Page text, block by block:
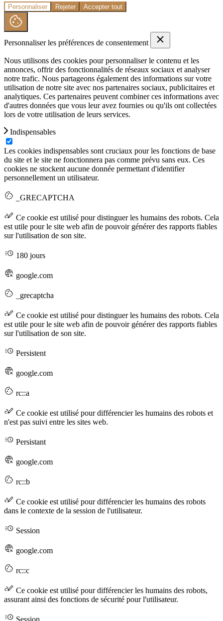
Personnaliser Rejeter Accepter tout
Personnaliser les préférences de consentement
Nous utilisons des cookies pour personnaliser le contenu et les
annonces, offrir des fonctionnalités de réseaux sociaux et analyser
notre trafic. Nous partageons également des informations sur votre
utilisation de notre site avec nos partenaires sociaux, publicitaires et
analytiques. Ces partenaires peuvent combiner ces informations avec
d'autres données que vous leur avez fournies ou qu'ils ont collectées
lors de votre utilisation de leurs services.
Indispensables
Les cookies indispensables sont cruciaux pour les fonctions de base
du site et le site ne fonctionnera pas comme prévu sans eux. Ces
cookies ne stockent aucune donnée permettant d'identifier
personnellement un utilisateur.
_GRECAPTCHA
Ce cookie est utilisé pour distinguer les humains des robots. Cela
est utile pour le site web afin de pouvoir générer des rapports fiables
sur l'utilisation de son site.
180 jours
google.com
_grecaptcha
Ce cookie est utilisé pour distinguer les humains des robots. Cela
est utile pour le site web afin de pouvoir générer des rapports fiables
sur l'utilisation de son site.
Persistent
google.com
rc::a
Ce cookie est utilisé pour différencier les humains des robots et
n'est pas suivi entre les sites web.
Persistant
google.com
rc::b
Ce cookie est utilisé pour différencier les humains des robots
dans le contexte de la session de l'utilisateur.
Session
google.com
rc::c
Ce cookie est utilisé pour différencier les humains des robots,
assurant ainsi des fonctions de sécurité pour l'utilisateur.
Session